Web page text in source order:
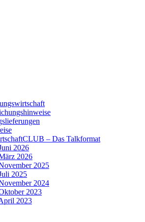
– Das Talkformat
2026
2026
2025
2025
2024
2023
2023